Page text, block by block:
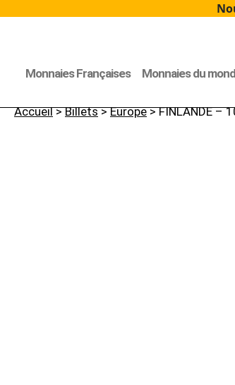
Monnaies Françaises Monnaies du
Accueil>Billets>Europe> FINLANDE –